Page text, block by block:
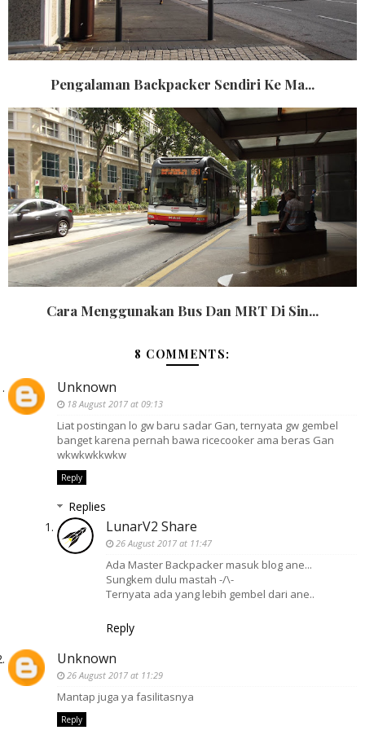
Pengalaman Backpacker Sendiri Ke Ma...
Cara Menggunakan Bus Dan MRT Di Sin...
8 COMMENTS:
Unknown
18 August 2017 at 09:13
Liat postingan lo gw baru sadar Gan, ternyata gw gembel
banget karena pernah bawa ricecooker ama beras Gan
wkwkwkkwkw
Reply
Replies
LunarV2 Share
26 August 2017 at 11:47
Ada Master Backpacker masuk blog ane...
Sungkem dulu mastah -/\-
Ternyata ada yang lebih gembel dari ane..
Reply
Unknown
26 August 2017 at 11:29
Mantap juga ya fasilitasnya
Reply